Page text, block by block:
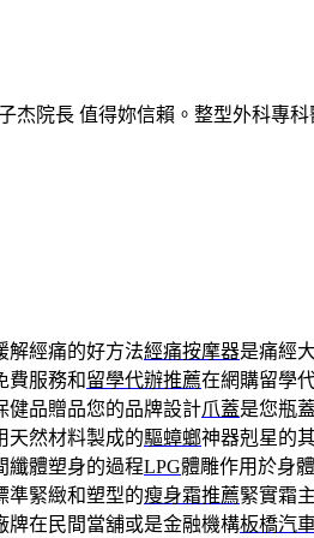
院長 值得妳信賴。整型外科專
解經痛的好方法經痛按摩器是痛經
費服務和留學代辦推薦在網購留學
健品贈品您的品牌設計爪蓋是您瓶
天然材料製成的驅蟑螂神器剋星的
纖體塑身的過程LPG體雕作用於身
準緊緻和塑型的瘦身霜推薦緊實霜
牌在民間當舖或是金融機構板橋汽